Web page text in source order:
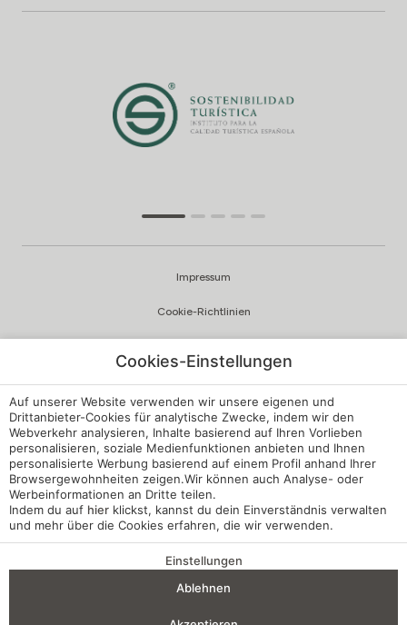
VORTEILE EINER BUCHUNG
Impressum
Cookie-Richtlinien
Beschwerdekanal
Interne Vorschriften
Cookie-Einstellungen
Meine Buchung
Entwickelt von mirai
Cookies-Einstellungen
Auf unserer Website verwenden wir unsere eigenen und
Drittanbieter-Cookies für analytische Zwecke, indem wir den
Webverkehr analysieren, Inhalte basierend auf Ihren Vorlieben
personalisieren, soziale Medienfunktionen anbieten und Ihnen
personalisierte Werbung basierend auf einem Profil anhand Ihrer
Browsergewohnheiten zeigen.Wir können auch Analyse- oder
Werbeinformationen an Dritte teilen.
Indem du auf hier klickst, kannst du dein Einverständnis verwalten
und mehr über die Cookies erfahren, die wir verwenden.
Einstellungen
Ablehnen